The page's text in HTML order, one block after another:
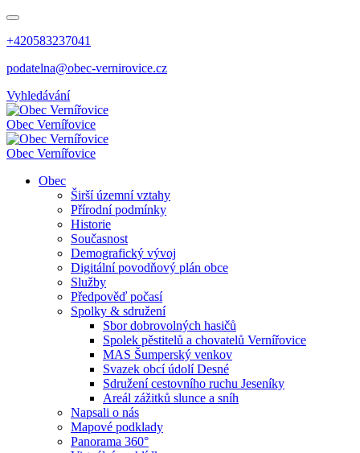
+420583237041
podatelna@obec-vernirovice.cz
Vyhledávání
Obec Vernířovice
Obec Vernířovice
Obec
Širší územní vztahy
Přírodní podmínky
Historie
Současnost
Demografický vývoj
Digitální povodňový plán obce
Služby
Předpověď počasí
Spolky & sdružení
Sbor dobrovolných hasičů
Spolek pěstitelů a chovatelů Vernířovice
MAS Šumperský venkov
Svazek obcí údolí Desné
Sdružení cestovního ruchu Jeseníky
Areál zážitků slunce a sníh
Napsali o nás
Mapové podklady
Panorama 360°